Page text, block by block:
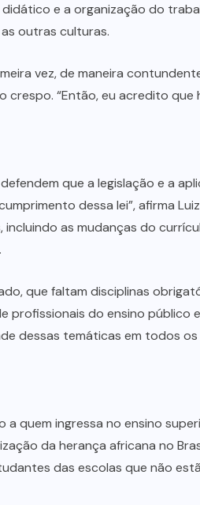
didático e a organização do
outras culturas.
vez, de maneira
“Então, eu acredito que
que a legislação e a
dessa lei”, afirma
as mudanças do
que faltam disciplinas
profissionais do ensino público
dessas temáticas em todos os
a quem ingressa no ensino
da herança africana no
das escolas que não